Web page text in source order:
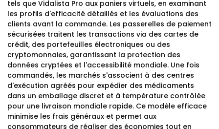
tels que Vidalista Pro aux paniers virtuels, en examinant
les profils d'efficacité détaillés et les évaluations des
clients avant la commande. Les passerelles de paiement
sécurisées traitent les transactions via des cartes de
crédit, des portefeuilles électroniques ou des
cryptomonnaies, garantissant la protection des
données cryptées et l'accessibilité mondiale. Une fois
commandés, les marchés s'associent à des centres
d'exécution agréés pour expédier des médicaments
dans un emballage discret et à température contrôlée
pour une livraison mondiale rapide. Ce modèle efficace
minimise les frais généraux et permet aux
consommateurs de réaliser des économies tout en